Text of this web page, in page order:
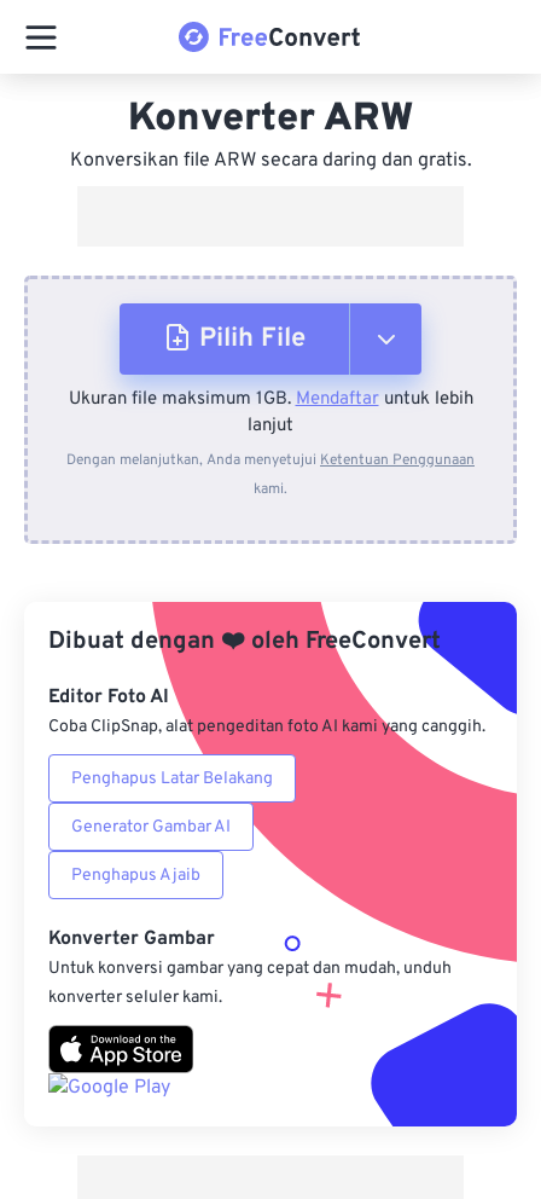
Konverter ARW
Konversikan file ARW secara daring dan gratis.
Pilih File
Dari Perangkat
Dari Dropbox
Dari Url
Ukuran file maksimum 1GB.Mendaftaruntuk lebih
lanjut
Dengan melanjutkan, Anda menyetujui Ketentuan Penggunaan
kami.
Dibuat dengan ❤️ oleh FreeConvert
Editor Foto AI
Coba ClipSnap, alat pengeditan foto AI kami yang canggih.
Penghapus Latar Belakang
Generator Gambar AI
Penghapus Ajaib
Konverter Gambar
Untuk konversi gambar yang cepat dan mudah, unduh
konverter seluler kami.